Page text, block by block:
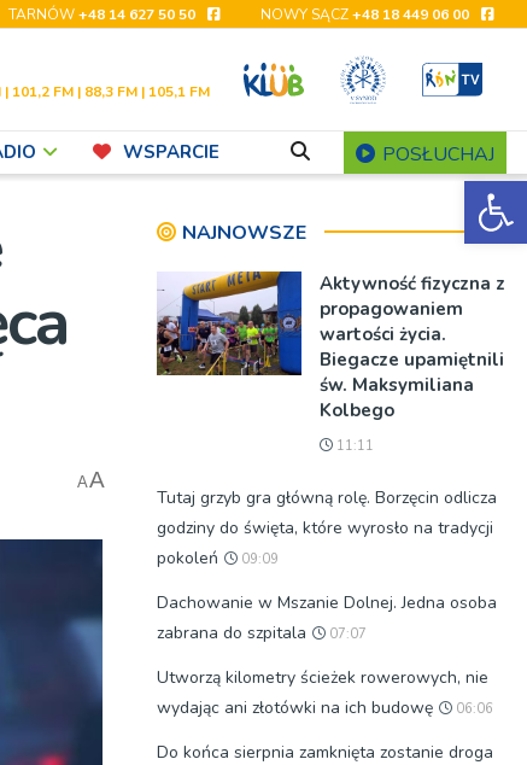
TARNÓW+48 14 627 50 50 NOWY SĄCZ+48 18 449 06 00
101,2 FM | 88,3 FM | 105,1 FM
WSPARCIE POSŁUCHAJ
AA
NAJNOWSZE
Aktywność fizyczna z
propagowaniem
wartości życia.
Biegacze upamiętnili
św. Maksymiliana
Kolbego
11:11
Tutaj grzyb gra główną rolę. Borzęcin odlicza
godziny do święta, które wyrosło na tradycji
pokoleń
09:09
Dachowanie w Mszanie Dolnej. Jedna osoba
zabrana do szpitala
07:07
Utworzą kilometry ścieżek rowerowych, nie
wydając ani złotówki na ich budowę
06:06
Do końca sierpnia zamknięta zostanie droga